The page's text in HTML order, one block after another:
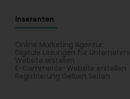
Inserenten
Online Marketing Agentur
Digitale Lösungen für
Website erstellen
E-Commerce-Website erstellen
Registrierung Gelben Seiten